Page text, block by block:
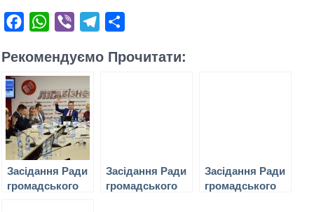
FacebookWhatsApp
Viber Telegram
Рекомендуємо Прочитати:
Засідання Ради
громадського
Засідання Ради
громадського
Засідання Ради
громадського